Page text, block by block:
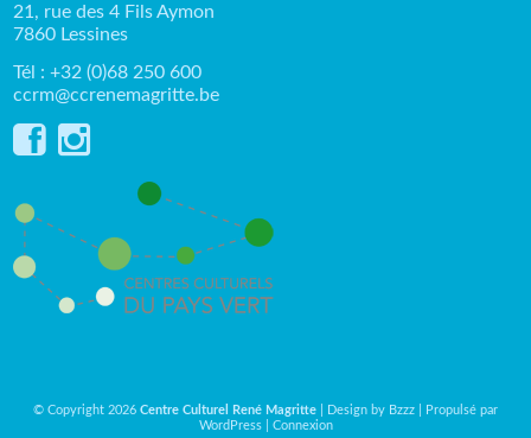
21, rue des 4 Fils Aymon
7860 Lessines
Tél : +32 (0)68 250 600
ccrm@ccrenemagritte.be
© Copyright 2026 Centre Culturel René Magritte | Design by Bzzz | Propulsé par
WordPress| Connexion